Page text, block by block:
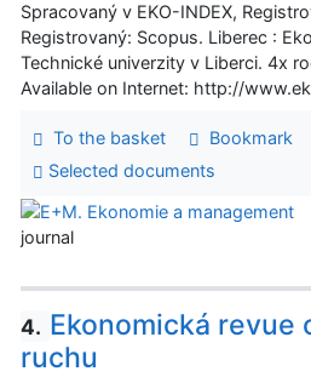
Spracovaný v EKO-INDEX,
Registrovaný: Scopus. Liberec :
Technické univerzity v Liberci. 4x
Available on Internet: http://
To the basket Bookmark
Selected documents
journal
4. Ekonomická revue
ruchu